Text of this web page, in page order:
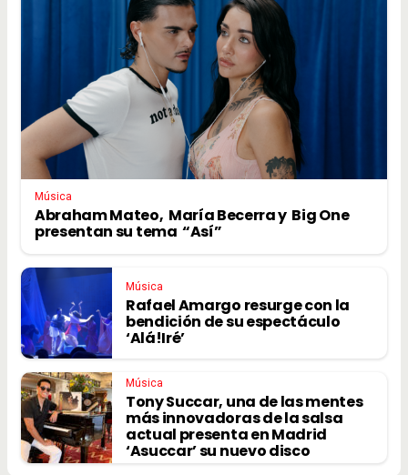
Música
Abraham Mateo, María Becerra y Big One
presentan su tema “Así”
Música
Rafael Amargo resurge con la
bendición de su espectáculo
‘Alá!Iré’
Música
Tony Succar, una de las mentes
más innovadoras de la salsa
actual presenta en Madrid
‘Asuccar’ su nuevo disco